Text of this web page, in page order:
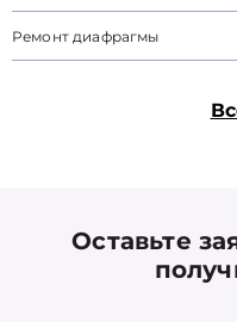
Ремонт диафрагмы
Оставьте